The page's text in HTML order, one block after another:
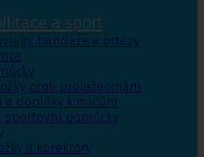
a sport
bandáže a ortézy
proti proleženinám
a doplňky k míčům
sportovní pomůcky
a korektory